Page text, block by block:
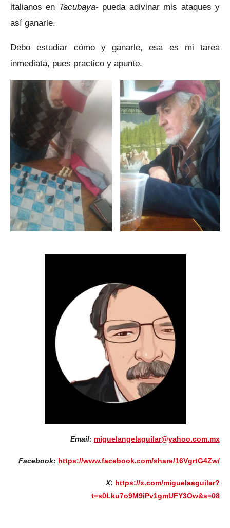
italianos en Tacubaya-pueda adivinar mis ataques y
así ganarle.
Debo estudiar cómo y ganarle, esa es mi tarea
inmediata, pues practico y apunto.
Email: miguelangelaguilar@yahoo.com.mx
Facebook: https://www.facebook.com/share/16VgrtG4Zw/
X: https://x.com/miguelaaguilar?
t=s0Lku7o9M9iPv1gmUFY3Ow&s=08